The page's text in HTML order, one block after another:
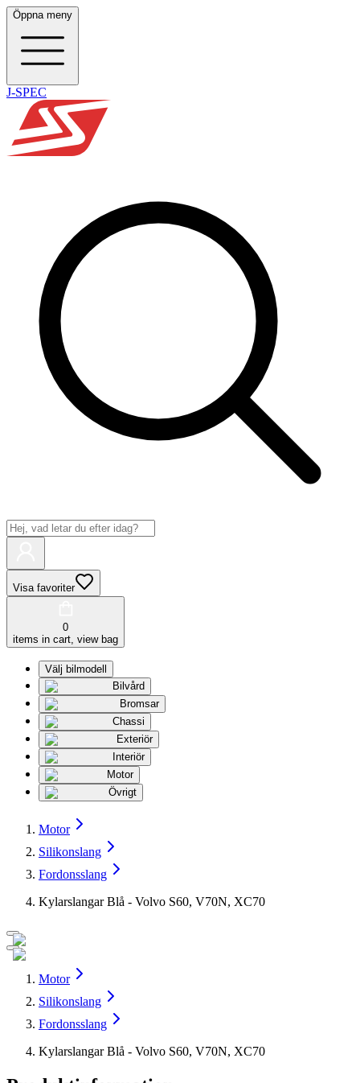
Öppna meny
J-SPEC
Visa favoriter
0
items in cart, view bag
Välj bilmodell
Bilvård
Bromsar
Chassi
Exteriör
Interiör
Motor
Övrigt
Motor
Silikonslang
Fordonsslang
Kylarslangar Blå - Volvo S60, V70N, XC70
Motor
Silikonslang
Fordonsslang
Kylarslangar Blå - Volvo S60, V70N, XC70